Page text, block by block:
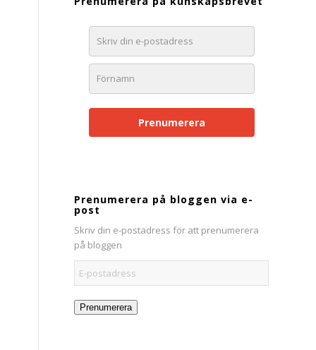
Prenumerera
Prenumerera på bloggen via e-
post
Skriv din e-postadress för att prenumerera
på bloggen
postadress
Prenumerera